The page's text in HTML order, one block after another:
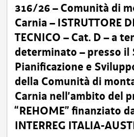
316/26 – Comunità di
Carnia – ISTRUTTORE
TECNICO – Cat. D – a
determinato – presso il
Pianificazione e
della Comunità di
Carnia nell’ambito del
“REHOME” finanziato
INTERREG ITALIA-